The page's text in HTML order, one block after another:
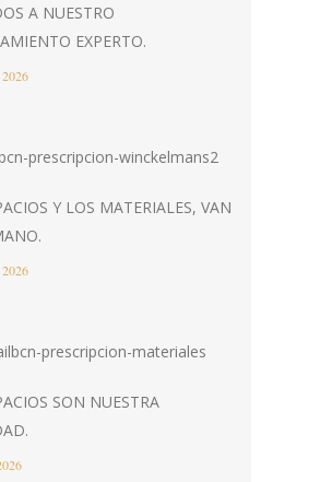
A NUESTRO
EXPERTO.
Y LOS MATERIALES, VAN
SON NUESTRA